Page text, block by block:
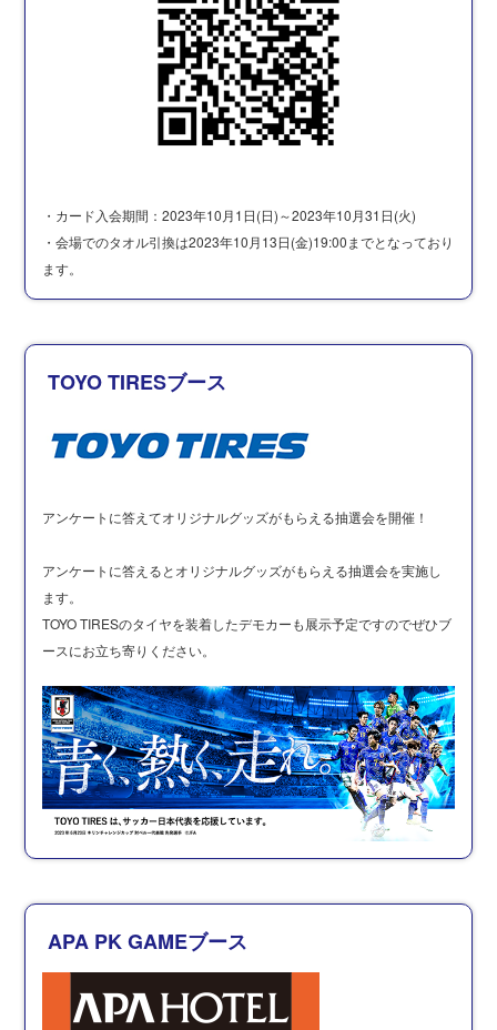
・カード入会期間：2023年10月1日(日)～2023年10月31日(火)
・会場でのタオル引換は2023年10月13日(金)19:00までとなっており
ます。
TOYO TIRESブース
アンケートに答えてオリジナルグッズがもらえる抽選会を開催！
アンケートに答えるとオリジナルグッズがもらえる抽選会を実施し
ます。
TOYO TIRESのタイヤを装着したデモカーも展示予定ですのでぜひブ
ースにお立ち寄りください。
APA PK GAMEブース